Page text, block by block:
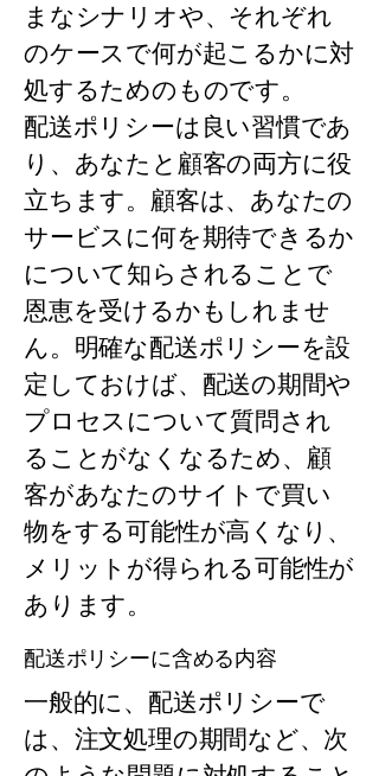
まなシナリオや、それぞれ
のケースで何が起こるかに対
処するためのものです。
配送ポリシーは良い習慣であ
り、あなたと顧客の両方に役
立ちます。顧客は、あなたの
サービスに何を期待できるか
について知らされることで
恩恵を受けるかもしれませ
ん。明確な配送ポリシーを設
定しておけば、配送の期間や
プロセスについて質問され
ることがなくなるため、顧
客があなたのサイトで買い
物をする可能性が高くなり、
メリットが得られる可能性が
あります。
配送ポリシーに含める内容
一般的に、配送ポリシーで
は、注文処理の期間など、次